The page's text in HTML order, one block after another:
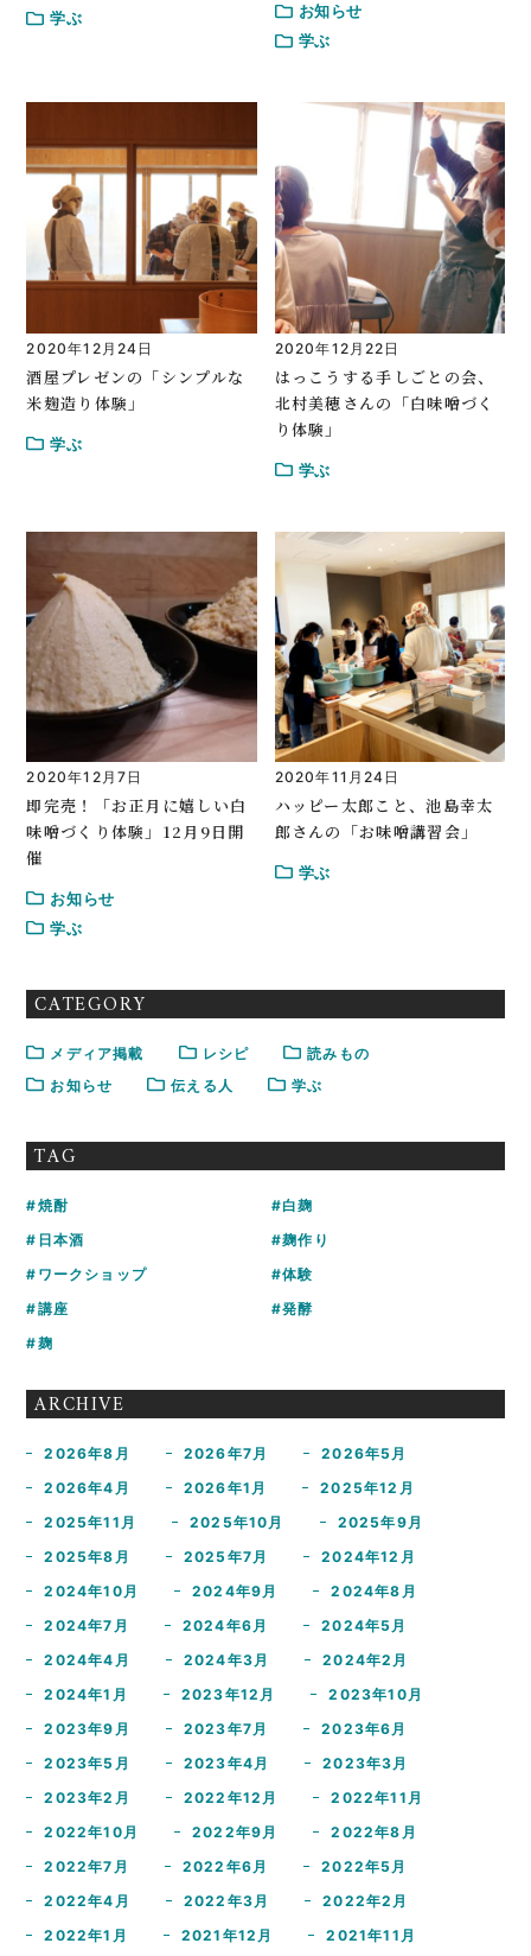
学ぶ
お知らせ
学ぶ
2020年12月24日
酒屋プレゼンの「シンプルな
米麹造り体験」
学ぶ
2020年12月22日
はっこうする手しごとの会、
北村美穂さんの「白味噌づく
り体験」
学ぶ
2020年12月7日
即完売！「お正月に嬉しい白
味噌づくり体験」12月9日開
催
お知らせ
学ぶ
2020年11月24日
ハッピー太郎こと、池島幸太
郎さんの「お味噌講習会」
学ぶ
CATEGORY
メディア掲載 レシピ
読みもの
お知らせ
伝える人 学ぶ
TAG
焼酎
白麹
日本酒
麹作り
ワークショップ
体験
講座
発酵
麹
ARCHIVE
2026年8月 2026年7月
2026年5月
2026年4月
2026年1月
2025年12月
2025年11月
2025年10月
2025年9月
2025年8月
2025年7月
2024年12月
2024年10月
2024年9月
2024年8月
2024年7月
2024年6月
2024年5月
2024年4月
2024年3月
2024年2月
2024年1月
2023年12月
2023年10月
2023年9月
2023年7月
2023年6月
2023年5月
2023年4月
2023年3月
2023年2月
2022年12月
2022年11月
2022年10月
2022年9月
2022年8月
2022年7月
2022年6月
2022年5月
2022年4月
2022年3月
2022年2月
2022年1月
2021年12月 2021年11月